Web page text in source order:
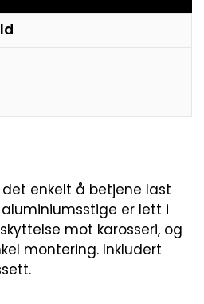
enkelt å betjene last
er lett i
mot karosseri, og
montering. Inkludert